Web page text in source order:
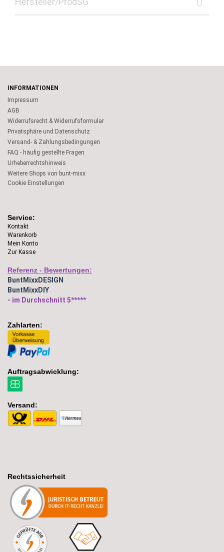
INFORMATIONEN
Impressum
AGB
Widerrufsrecht & Widerrufsformular
Privatsphäre und Datenschutz
Versand- & Zahlungsbedingungen
FAQ - häufig gestellte Fragen
Urheberrechtshinweis
Weitere Shops von bunt-mixx
Cookie Einstellungen
Service:
Kontakt
Warenkorb
Mein Konto
Zur Kasse
Referenz - Bewertungen:
BuntMixxDESIGN
BuntMixxDIY
- im Durchschnitt 5*****
Zahlarten:
Auftragsabwicklung:
Versand:
Rechtssicherheit